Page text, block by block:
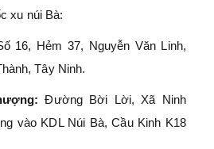
xu núi Bà:
16, Hẻm 37, Nguyễn Văn Linh,
Tây Ninh.
Đường Bời Lời, Xã Ninh
vào KDL Núi Bà, Cầu Kinh K18